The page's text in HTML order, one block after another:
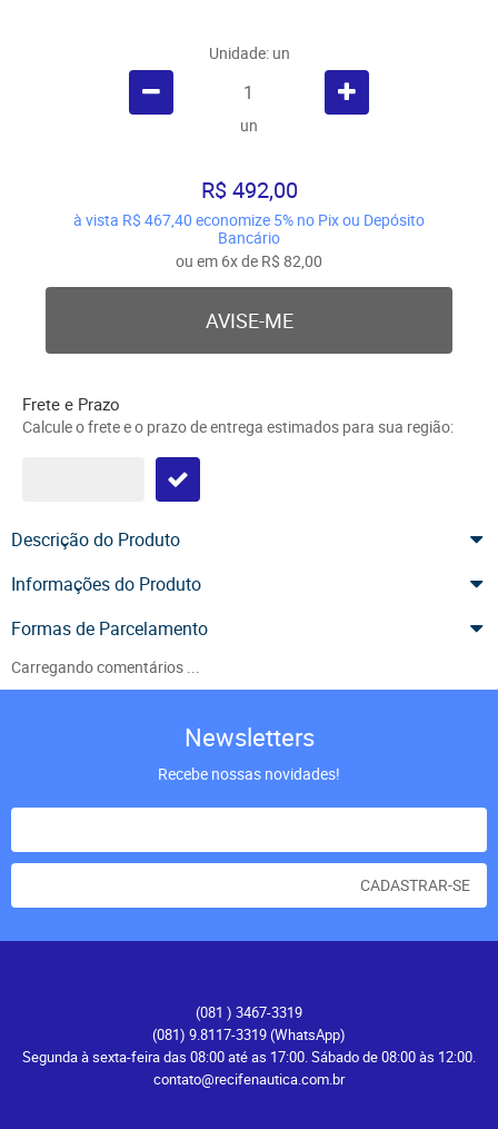
Unidade: un
un
R$ 492,00
à vista R$ 467,40 economize 5% no Pix ou Depósito
Bancário
ou em 6xde R$ 82,00
AVISE-ME
Frete e Prazo
Calcule o frete e o prazo de entrega estimados para sua região:
Descrição do Produto
Informações do Produto
Formas de Parcelamento
Carregando comentários ...
Newsletters
Recebe nossas novidades!
CADASTRAR-SE
(081 ) 3467-3319
(081) 9.8117-3319(WhatsApp)
Segunda à sexta-feira das 08:00 até as 17:00. Sábado de 08:00 às 12:00.
contato@recifenautica.com.br